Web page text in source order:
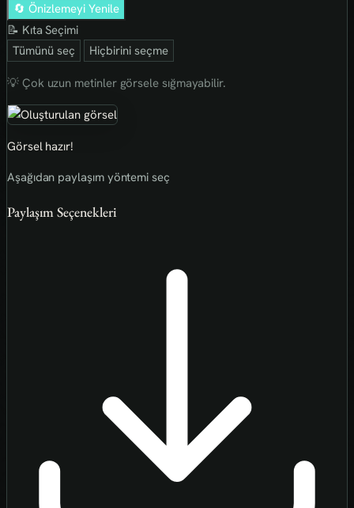
🔄 Önizlemeyi Yenile
📝 Kıta Seçimi
Tümünü seç
Hiçbirini seçme
💡 Çok uzun metinler görsele sığmayabilir.
Görsel hazır!
Aşağıdan paylaşım yöntemi seç
Paylaşım Seçenekleri